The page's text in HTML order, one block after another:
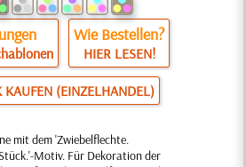
Wie Bestellen?
HIER LESEN!
KAUFEN (EINZELHANDEL)
mit dem 'Zwiebelflechte.
Motiv. Für Dekoration der